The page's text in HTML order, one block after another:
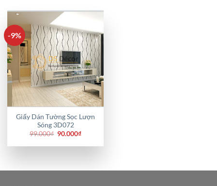
-9%
Giấy Dán Tường Sọc Lượn
Sóng 3D072
99.000₫ Giá
là:
90.000₫Giá
tại